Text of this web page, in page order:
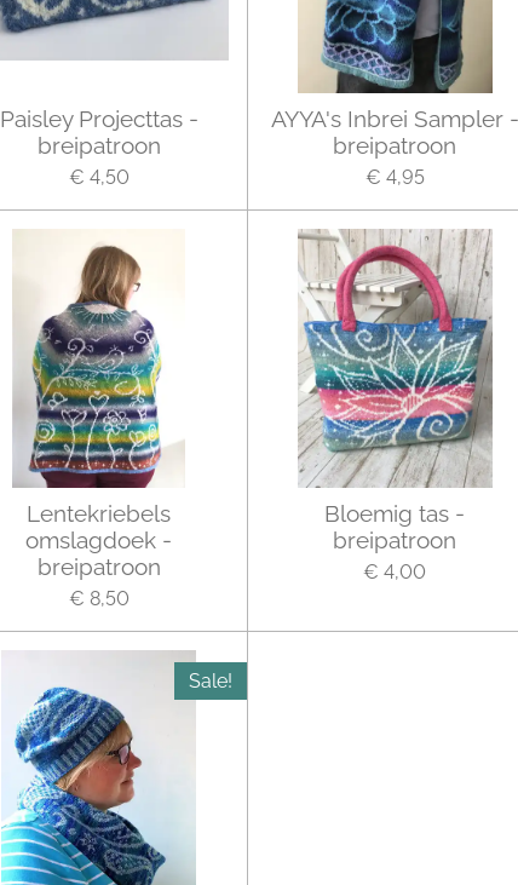
Paisley Projecttas -
breipatroon
€ 4,50
AYYA's Inbrei Sampler -
breipatroon
€ 4,95
Lentekriebels
omslagdoek -
breipatroon
€ 8,50
Bloemig tas -
breipatroon
€ 4,00
Sale!